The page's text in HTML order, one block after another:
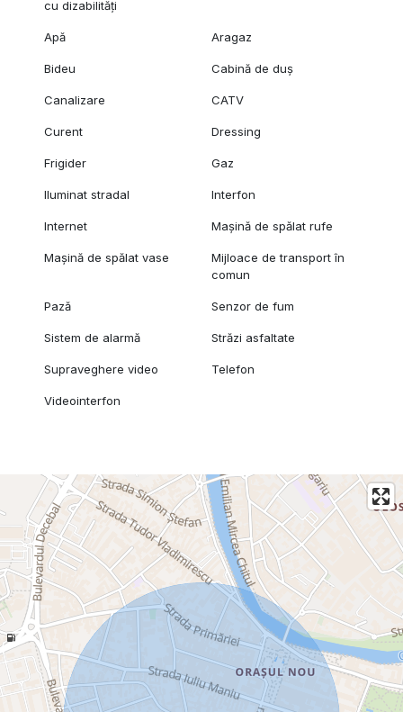
acces rapid către:
* magazine și centre comerciale;
* mijloace de transport în comun;
* parcuri și zone verzi;
Preț: 96.500 euro
cu dizabilități
Apă Aragaz
Bideu Cabină de duș
Canalizare CATV
Curent Dressing
Frigider Gaz
Iluminat stradal Interfon
Internet Mașină de spălat rufe
Mașină de spălat vase
Mijloace de transport în
comun
Pază Senzor de fum
Sistem de alarmă Străzi asfaltate
Supraveghere video Telefon
Videointerfon